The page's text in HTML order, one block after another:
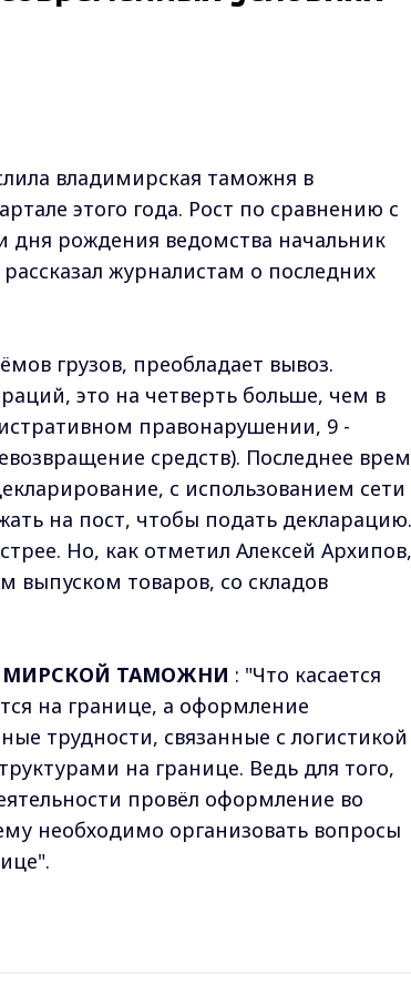
владимирская таможня в
этого года. Рост по сравнению с
дня рождения ведомства начальник
журналистам о последних
грузов, преобладает вывоз.
это на четверть больше, чем в
правонарушении, 9 -
средств). Последнее
с использованием сети
на пост, чтобы подать декларацию.
Но, как отметил Алексей Архипов,
выпуском товаров, со складов
ТАМОЖНИ : "Что касается
на границе, а оформление
трудности, связанные с
на границе. Ведь для того,
провёл оформление во
необходимо организовать вопросы